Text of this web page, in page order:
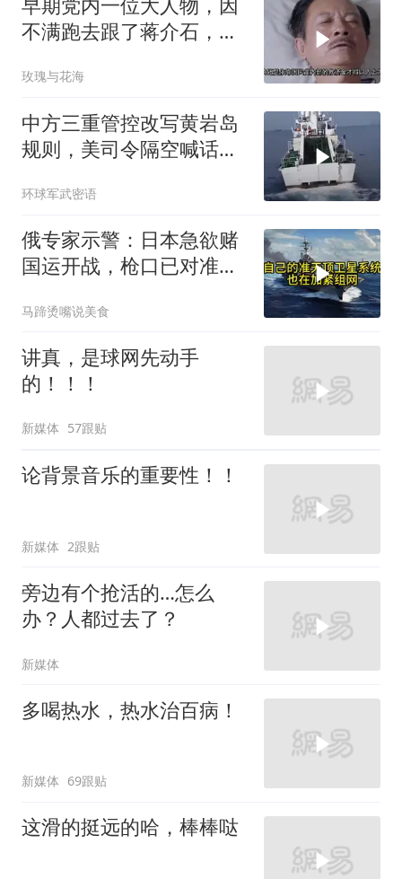
不满跑去跟了蒋介石，不
玫瑰与花海
中方三重管控改写黄岩岛
规则，美司令隔空喊话露
环球军武密语
俄专家示警：日本急欲赌
国运开战，枪口已对准中
马蹄烫嘴说美食
讲真，是球网先动手
的！！！
新媒体 57跟贴
论背景音乐的重要性！！
新媒体 2跟贴
旁边有个抢活的…怎么
办？人都过去了？
新媒体
多喝热水，热水治百病！
新媒体 69跟贴
这滑的挺远的哈，棒棒哒